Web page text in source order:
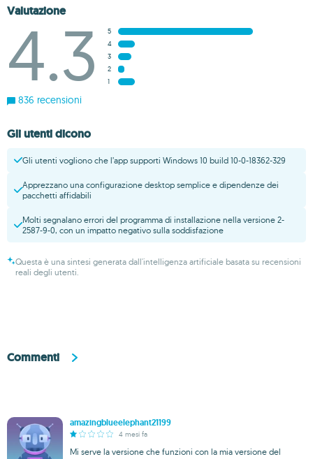
Valutazione
4.3
5
4
3
2
1
836 recensioni
Gli utenti dicono
Gli utenti vogliono che l’app supporti Windows 10 build 10-0-18362-329
Apprezzano una configurazione desktop semplice e dipendenze dei
pacchetti affidabili
Molti segnalano errori del programma di installazione nella versione 2-
2587-9-0, con un impatto negativo sulla soddisfazione
Questa è una sintesi generata dall'intelligenza artificiale basata su recensioni
reali degli utenti.
Commenti
amazingblueelephant21199
4 mesi fa
Mi serve la versione che funzioni con la mia versione del